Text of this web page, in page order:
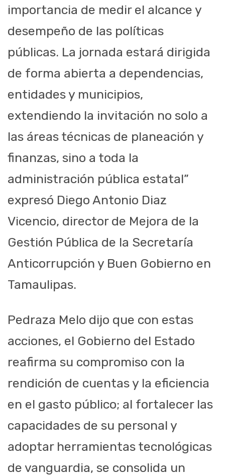
importancia de medir el alcance y
desempeño de las políticas
públicas. La jornada estará dirigida
de forma abierta a dependencias,
entidades y municipios,
extendiendo la invitación no solo a
las áreas técnicas de planeación y
finanzas, sino a toda la
administración pública estatal”
expresó Diego Antonio Diaz
Vicencio, director de Mejora de la
Gestión Pública de la Secretaría
Anticorrupción y Buen Gobierno en
Tamaulipas.
Pedraza Melo dijo que con estas
acciones, el Gobierno del Estado
reafirma su compromiso con la
rendición de cuentas y la eficiencia
en el gasto público; al fortalecer las
capacidades de su personal y
adoptar herramientas tecnológicas
de vanguardia, se consolida un